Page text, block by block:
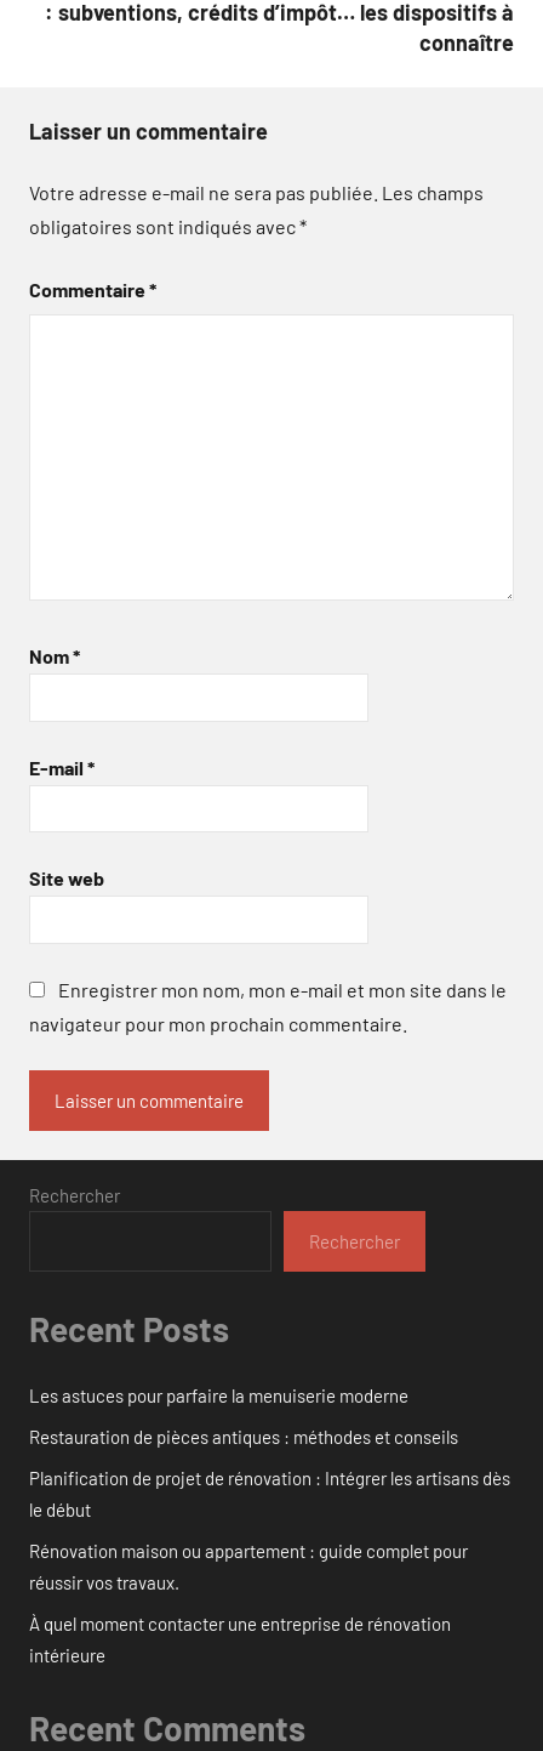
: subventions, crédits d’impôt… les dispositifs à
connaître
Laisser un commentaire
Votre adresse e-mail ne sera pas publiée. Les champs
obligatoires sont indiqués avec*
Commentaire*
Nom*
E-mail *
Site web
Enregistrer mon nom, mon e-mail et mon site dans le
navigateur pour mon prochain commentaire.
Rechercher
Rechercher
Recent Posts
Les astuces pour parfaire la menuiserie moderne
Restauration de pièces antiques : méthodes et conseils
Planification de projet de rénovation : Intégrer les artisans dès
le début
Rénovation maison ou appartement : guide complet pour
réussir vos travaux.
À quel moment contacter une entreprise de rénovation
intérieure
Recent Comments